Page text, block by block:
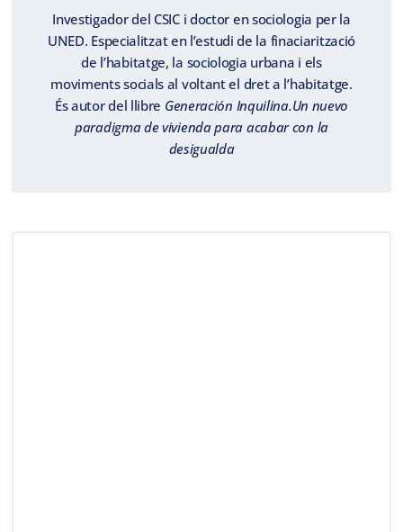
Investigador del CSIC i doctor en sociologia per la
UNED. Especialitzat en l’estudi de la finaciarització
de l’habitatge, la sociologia urbana i els
moviments socials al voltant el dret a l’habitatge.
És autor del llibre Generación Inquilina.Un nuevo
paradigma de vivienda para acabar con la
desigualda